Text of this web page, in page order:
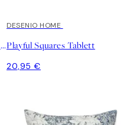
William Morris - Willow Bough Tablett
DESENIO HOME
Playful Squares Tablett
20,95 €